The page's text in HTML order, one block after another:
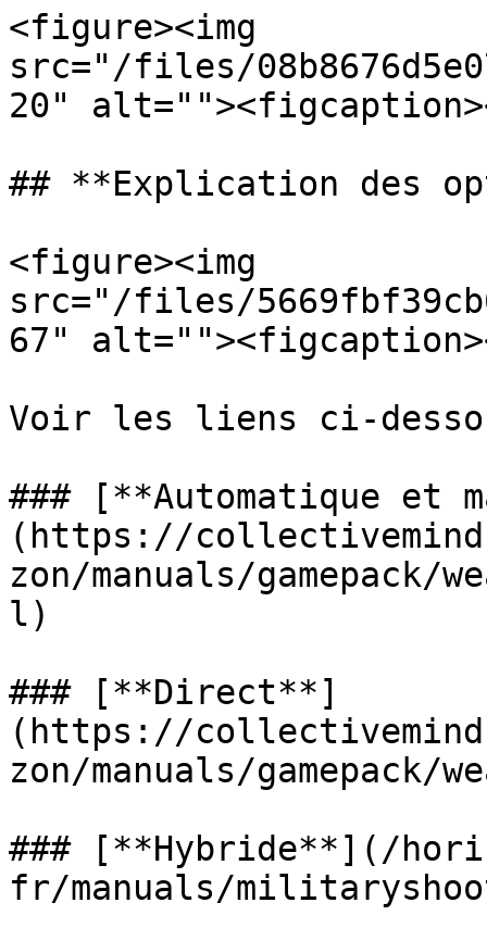
<figure><img
src="/files/
20"
## **Explication des
<figure><img
src="/files/
67"
Voir les liens ci-
### [**Automatique et
(https://
zon/manuals/gamepack/
l)
### [**Direct**]
(https://
zon/manuals/gamepack/
### [**Hybride**](/
fr/manuals/